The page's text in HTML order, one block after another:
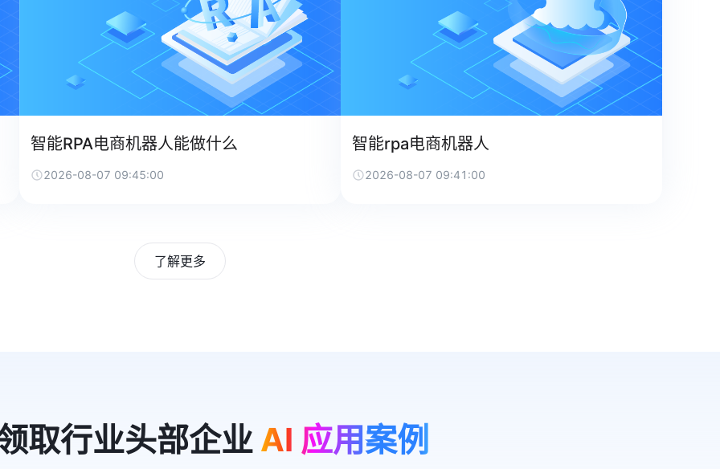
智能RPA电商机器人能做什么
2026-08-07 09:45:00
智能rpa电商机器人
2026-08-07 09:41:00
了解更多
取行业头部企业 AI 应用案例